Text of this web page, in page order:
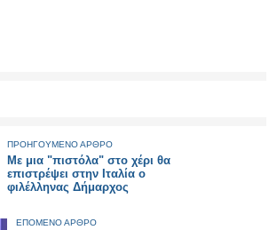
ΠΡΟΗΓΟΥΜΕΝΟ ΑΡΘΡΟ
Με μια "πιστόλα" στο χέρι θα
επιστρέψει στην Ιταλία ο
φιλέλληνας Δήμαρχος
ΕΠΟΜΕΝΟ ΑΡΘΡΟ